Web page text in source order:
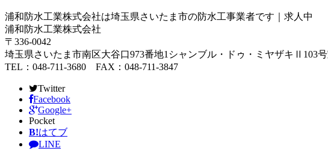
浦和防水工業株式会社は埼玉県さいたま市の防水工事業者です｜求人中
浦和防水工業株式会社
〒336-0042
埼玉県さいたま市南区大谷口973番地1シャンブル・ドゥ・ミヤザキⅡ103
TEL：048-711-3680 FAX：048-711-3847
Twitter
Facebook
Google+
Pocket
B!はてブ
LINE